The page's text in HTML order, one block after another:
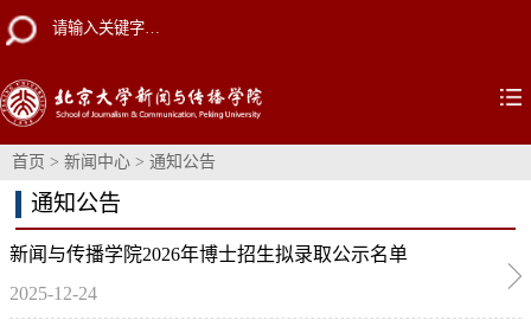
首页 > 新闻中心 > 通知公告
通知公告
新闻与传播学院2026年博士招生拟录取公示名单
2025-12-24